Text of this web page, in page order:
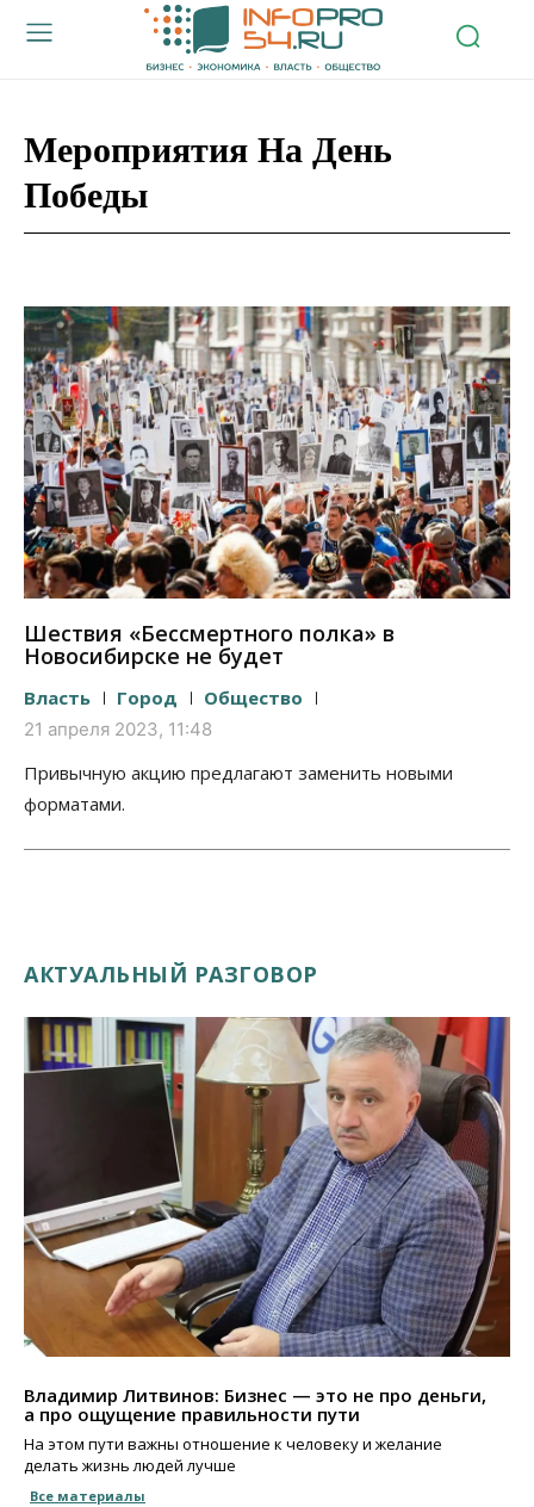
Мероприятия На День
Победы
Шествия «Бессмертного полка» в
Новосибирске не будет
Власть Город Общество
21 апреля 2023, 11:48
Привычную акцию предлагают заменить новыми
форматами.
АКТУАЛЬНЫЙ РАЗГОВОР
Владимир Литвинов: Бизнес — это не про деньги,
а про ощущение правильности пути
На этом пути важны отношение к человеку и желание
делать жизнь людей лучше
Все материалы